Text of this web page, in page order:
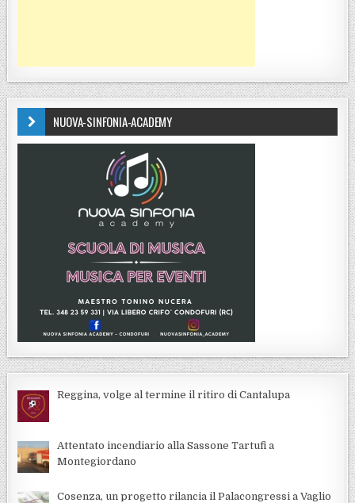
NUOVA-SINFONIA-ACADEMY
Reggina, volge al termine il ritiro di Cantalupa
Attentato incendiario alla Sassone Tartufi a
Montegiordano
Cosenza, un progetto rilancia il Palacongressi a Vaglio